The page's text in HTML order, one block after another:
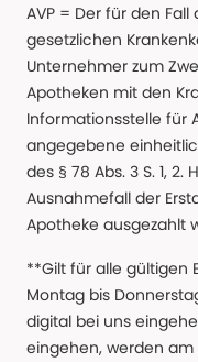
AVP = Der für den
gesetzlichen
Unternehmer zum
Apotheken mit den
Informationsstelle für
angegebene
des § 78 Abs. 3 S. 1, 2.
Ausnahmefall der
Apotheke ausgezahlt
**Gilt für alle gültigen
Montag bis
digital bei uns
eingehen, werden am